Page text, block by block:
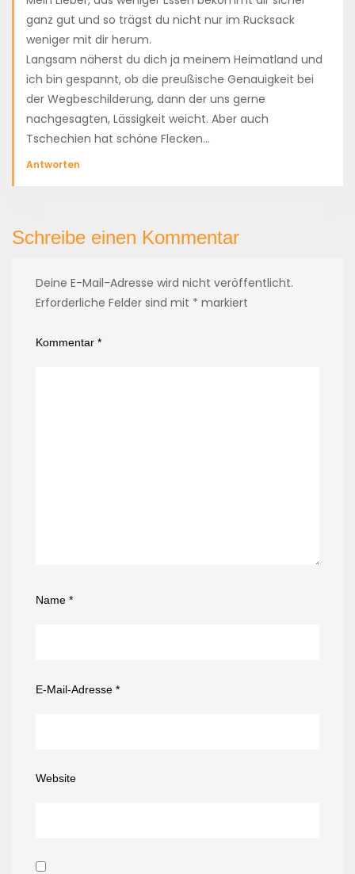
ganz gut und so trägst du nicht nur im Rucksack
weniger mit dir herum.
Langsam näherst du dich ja meinem Heimatland und
ich bin gespannt, ob die preußische Genauigkeit bei
der Wegbeschilderung, dann der uns gerne
nachgesagten, Lässigkeit weicht. Aber auch
Tschechien hat schöne Flecken…
Antworten
Schreibe einen Kommentar
Deine E-Mail-Adresse wird nicht veröffentlicht.
Erforderliche Felder sind mit * markiert
Kommentar *
Name *
E-Mail-Adresse *
Website